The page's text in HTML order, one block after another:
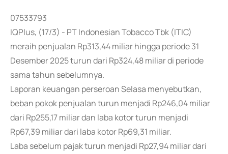
07533793
IQPlus, (17/3) - PT Indonesian Tobacco Tbk (ITIC)
meraih penjualan Rp313,44 miliar hingga periode 31
Desember 2025 turun dari Rp324,48 miliar di periode
sama tahun sebelumnya.
Laporan keuangan perseroan Selasa menyebutkan,
beban pokok penjualan turun menjadi Rp246,04 miliar
dari Rp255,17 miliar dan laba kotor turun menjadi
Rp67,39 miliar dari laba kotor Rp69,31 miliar.
Laba sebelum pajak turun menjadi Rp27,94 miliar dari